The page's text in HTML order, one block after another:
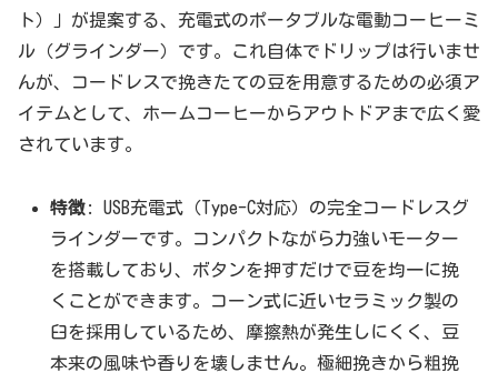
ト）」が提案する、充電式のポータブルな電動コーヒーミ
ル（グラインダー）です。これ自体でドリップは行いませ
んが、コードレスで挽きたての豆を用意するための必須ア
イテムとして、ホームコーヒーからアウトドアまで広く愛
されています。
特徴: USB充電式（Type-C対応）の完全コードレスグ
ラインダーです。コンパクトながら力強いモーター
を搭載しており、ボタンを押すだけで豆を均一に挽
くことができます。コーン式に近いセラミック製の
臼を採用しているため、摩擦熱が発生しにくく、豆
本来の風味や香りを壊しません。極細挽きから粗挽